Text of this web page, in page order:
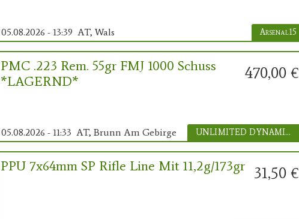
05.08.2026 - 13:39 AT, Wals Arsenal15
470,00 €
PMC .223 Rem. 55gr FMJ 1000 Schuss
*LAGERND*
05.08.2026 - 11:33 AT, Brunn Am Gebirge UNLIMITED DYNAMICS GmbH
31,50 €
PPU 7x64mm SP Rifle Line Mit 11,2g/173gr